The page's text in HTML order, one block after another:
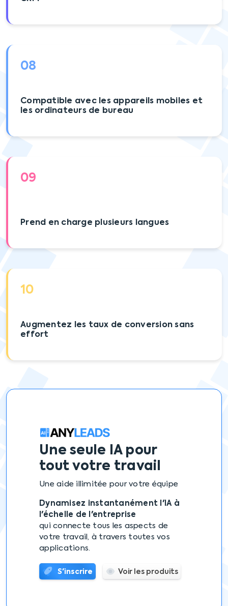
08
Compatible avec les appareils mobiles et
les ordinateurs de bureau
09
Prend en charge plusieurs langues
10
Augmentez les taux de conversion sans
effort
Une seule IApour
tout votre travail
Une aide illimitée pour votre équipe
Dynamisez instantanément l'IA à
l'échelle de l'entreprise
qui connecte tous les aspects de
votre travail, à travers toutes vos
applications.
S'inscrire Voir les produits